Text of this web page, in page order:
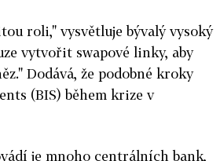
roli," vysvětluje bývalý vysoký
vytvořit swapové linky, aby
Dodává, že podobné kroky
(BIS) během krize v
je mnoho centrálních bank,